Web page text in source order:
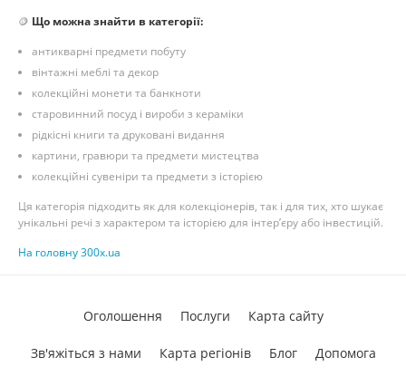
🪙 Що можна знайти в категорії:
антикварні предмети побуту
вінтажні меблі та декор
колекційні монети та банкноти
старовинний посуд і вироби з кераміки
рідкісні книги та друковані видання
картини, гравюри та предмети мистецтва
колекційні сувеніри та предмети з історією
Ця категорія підходить як для колекціонерів, так і для тих, хто шукає
унікальні речі з характером та історією для інтер’єру або інвестицій.
На головну 300x.ua
Оголошення Послуги Карта сайту
Зв'яжіться з нами Карта регіонів Блог Допомога